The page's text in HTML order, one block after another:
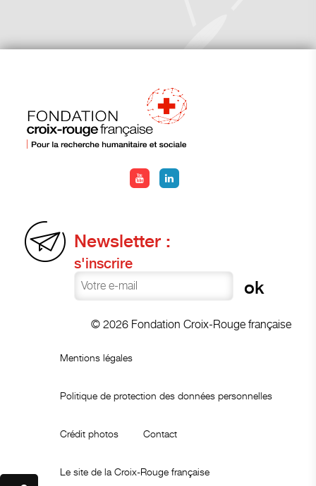
Newsletter :
s'inscrire
© 2026 Fondation Croix-Rouge française
Mentions légales
Politique de protection des données personnelles
Crédit photos Contact
Le site de la Croix-Rouge française